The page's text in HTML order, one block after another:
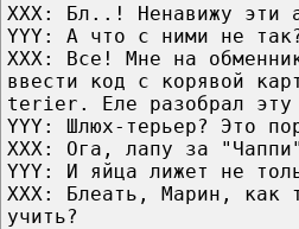
XXX: Бл..! Ненавижу эти
YYY: А что с ними не
XXX: Все! Мне на
ввести код с корявой
terier. Еле разобрал эту
YYY: Шлюх-терьер? Это
XXX: Ога, лапу за
YYY: И яйца лижет не
XXX: Блеать, Марин, как
учить?